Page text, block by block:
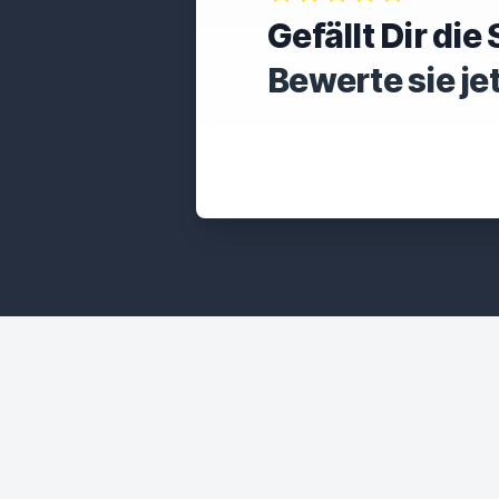
Gefällt Dir die
Bewerte sie